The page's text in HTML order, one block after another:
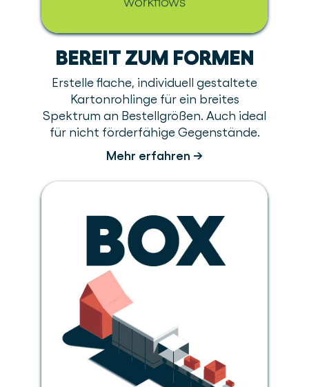
BEREIT ZUM FORMEN
Erstelle flache, individuell gestaltete
Kartonrohlinge für ein breites
Spektrum an Bestellgrößen. Auch ideal
für nicht förderfähige Gegenstände.
Mehr erfahren →